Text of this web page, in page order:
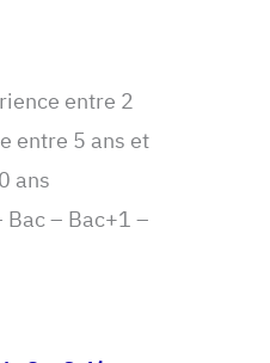
entre 2
entre 5 ans et
ans
– Bac+1 –